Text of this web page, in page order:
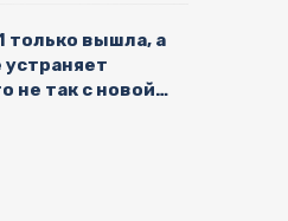
только вышла, а
не так с новой